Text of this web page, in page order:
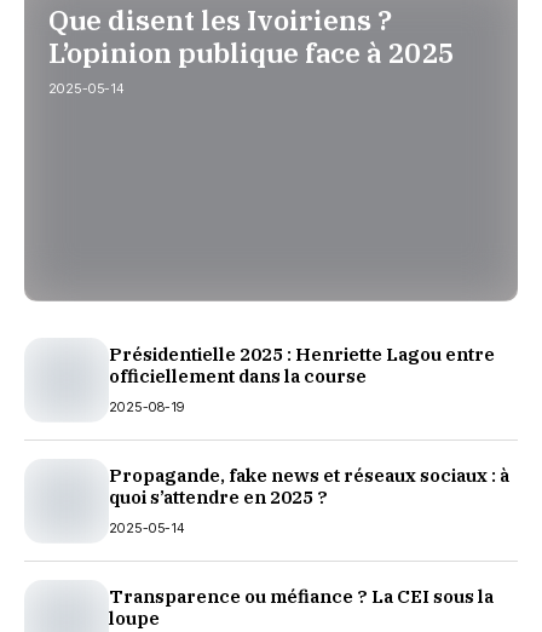
Que disent les Ivoiriens ?
L’opinion publique face à 2025
2025-05-14
Présidentielle 2025 : Henriette Lagou entre
officiellement dans la course
2025-08-19
Propagande, fake news et réseaux sociaux : à
quoi s’attendre en 2025 ?
2025-05-14
Transparence ou méfiance ? La CEI sous la
loupe